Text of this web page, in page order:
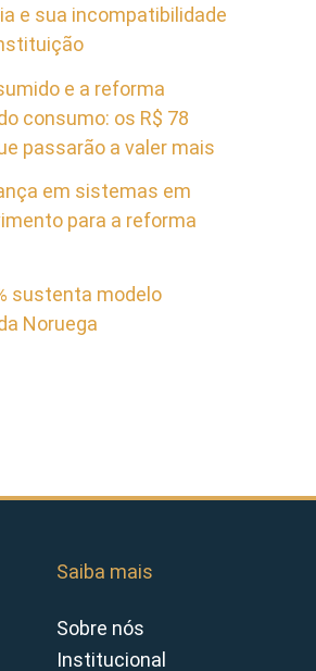
e sua incompatibilidade
e a reforma
consumo: os R$ 78
passarão a valer mais
em sistemas em
para a reforma
sustenta modelo
Noruega
Saiba mais
Sobre nós
Institucional